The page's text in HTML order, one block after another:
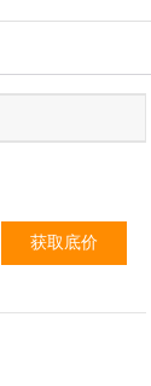
获取底价